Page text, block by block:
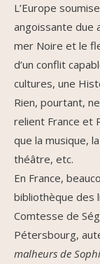
L’Europe
angoissante due
mer Noire et le
d’un conflit
cultures, une
Rien, pourtant,
relient France et
que la musique,
théâtre, etc.
En France,
bibliothèque des
Comtesse de
Pétersbourg,
malheurs de